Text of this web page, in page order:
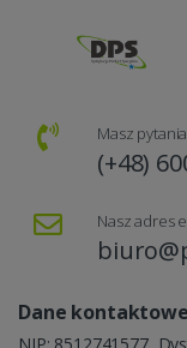
Masz
(+48)
Nasz adres
Dane kontaktowe
NIP: 8512741577,